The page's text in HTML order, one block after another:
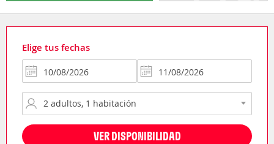
Elige tus fechas
VER DISPONIBILIDAD